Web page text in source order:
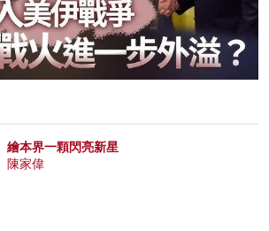
繪本界一顆閃亮新星
陳家偉